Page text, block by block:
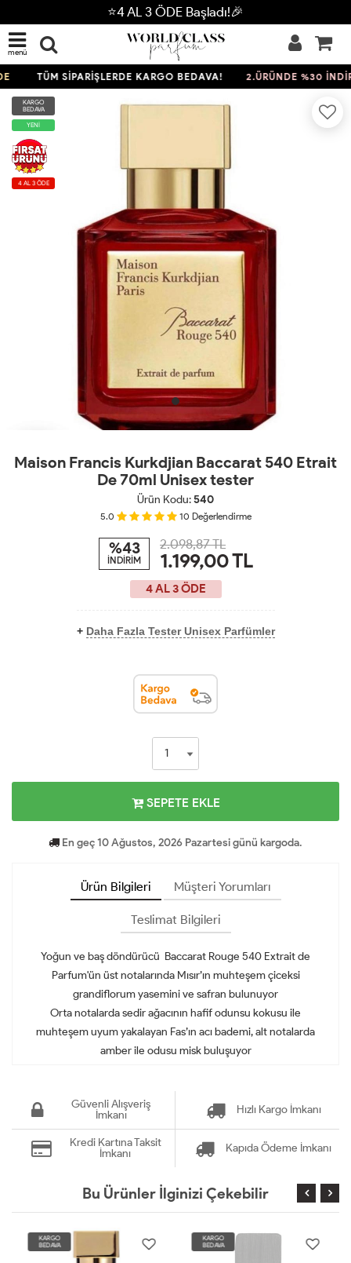
⭐4 AL 3 ÖDE Başladı!🎉
menü
TÜM SİPARİŞLERDE KARGO BEDAVA! 2.ÜRÜNDE %30
KARGO
BEDAVA
YENİ
4 AL 3 ÖDE
Maison Francis Kurkdjian Baccarat 540 Etrait
De 70ml Unisex tester
Ürün Kodu:540
5.0 10 Değerlendirme
%43
İNDİRİM
2.098,87 TL
1.199,00TL
4 AL 3 ÖDE
+ Daha Fazla Tester Unisex Parfümler
SEPETE EKLE
En geç 10 Ağustos, 2026 Pazartesi günü kargoda.
Ürün Bilgileri Müşteri Yorumları
Teslimat Bilgileri
Yoğun ve baş döndürücü Baccarat Rouge 540 Extrait de
Parfum'ün üst notalarında Mısır’ın muhteşem çiceksi
grandiflorum yasemini ve safran bulunuyor
Orta notalarda sedir ağacının hafif odunsu kokusu ile
muhteşem uyum yakalayan Fas’ın acı bademi, alt notalarda
amber ile odusu misk buluşuyor
Güvenli Alışveriş
İmkanı
Hızlı Kargo İmkanı
Kredi Kartına Taksit
İmkanı
Kapıda Ödeme İmkanı
Bu Ürünler İlginizi Çekebilir
KARGO
BEDAVA
KARGO
BEDAVA